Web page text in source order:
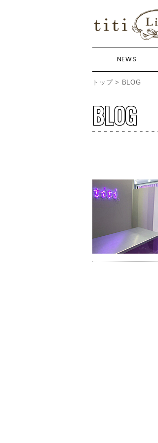
NEWS
トップ> BLOG
BLOG